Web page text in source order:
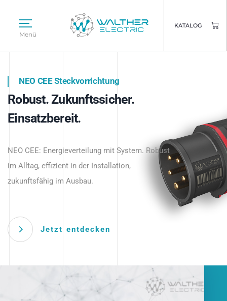
Menü
KATALOG
Intelligente Stromverteilung
beginnt hier.
NEO CEE Steckvorrichtung
Robust. Zukunftssicher.
Einsatzbereit.
NEO CEE: Energieverteilung mit System. Robust
im Alltag, effizient in der Installation,
zukunftsfähig im Ausbau.
Jetzt entdecken
Intelligenz trifft Energie.
Anwendungen – robust, IP-geschützt und
zukunftsfähig.